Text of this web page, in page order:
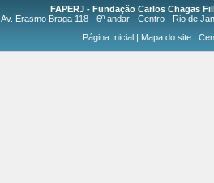
FAPERJ - Fundação Carlos Chagas
Av. Erasmo Braga 118 - 6º andar - Centro - Rio de
Página Inicial| Mapa do site|